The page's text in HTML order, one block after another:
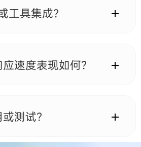
其适合对稳定性与匿名性要求较高
工具集成？
），方便不同技术环境快速部
速度表现如何？
载情况下仍可保持稳定连接表现。
测试？
正式使用前对IP质量、连接成功率